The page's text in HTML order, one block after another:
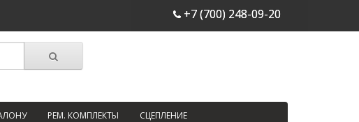
+7 (700) 248-09-20
РЕМ. КОМПЛЕКТЫ СЦЕПЛЕНИЕ